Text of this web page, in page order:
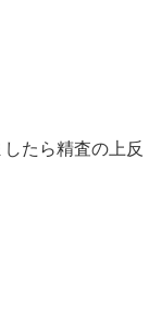
たら精査の上反